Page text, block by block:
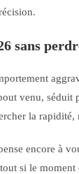
sans
venu, séduit
la rapidité,
encore à
si le